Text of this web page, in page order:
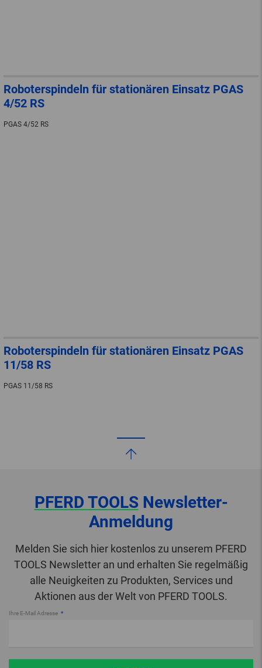
Roboterspindeln für stationären Einsatz PGAS
4/52 RS
PGAS 4/52 RS
Roboterspindeln für stationären Einsatz PGAS
11/58 RS
PGAS 11/58 RS
PFERD TOOLSNewsletter-
Anmeldung
Melden Sie sich hier kostenlos zu unserem PFERD
TOOLS Newsletter an und erhalten Sie regelmäßig
alle Neuigkeiten zu Produkten, Services und
Aktionen aus der Welt von PFERD TOOLS.
Ihre E-Mail Adresse